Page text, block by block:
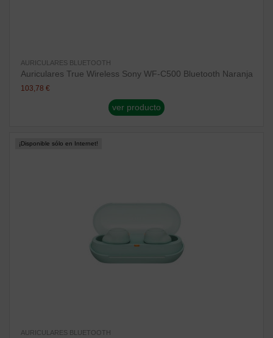
AURICULARES BLUETOOTH
Auriculares True Wireless Sony WF-C500 Bluetooth Naranja
103,78 €
ver producto
¡Disponible sólo en Internet!
AURICULARES BLUETOOTH